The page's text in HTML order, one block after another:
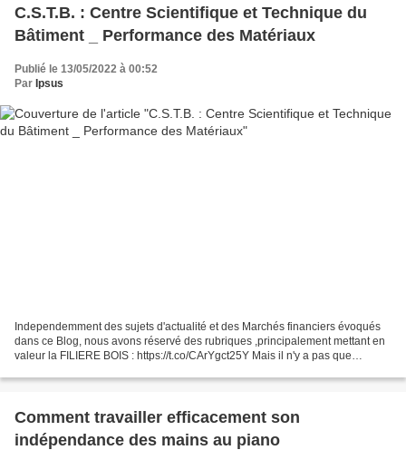
C.S.T.B. : Centre Scientifique et Technique du
Bâtiment _ Performance des Matériaux
Publié le 13/05/2022 à 00:52
Par Ipsus
Independemment des sujets d'actualité et des Marchés financiers évoqués
dans ce Blog, nous avons réservé des rubriques ,principalement mettant en
valeur la FILIERE BOIS : https://t.co/CArYgct25Y Mais il n'y a pas que
Comment travailler efficacement son
indépendance des mains au piano